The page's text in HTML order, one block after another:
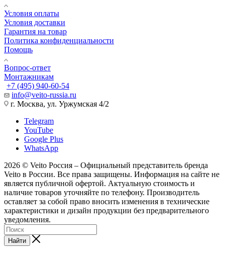
Условия оплаты
Условия доставки
Гарантия на товар
Политика конфиденциальности
Помощь
Вопрос-ответ
Монтажникам
+7 (495) 940-60-54
info@veito-russia.ru
г. Москва, ул. Уржумская 4/2
Telegram
YouTube
Google Plus
WhatsApp
2026 © Veito Россия – Официальный представитель бренда
Veito в России. Все права защищены. Информация на сайте не
является публичной офертой. Актуальную стоимость и
наличие товаров уточняйте по телефону. Производитель
оставляет за собой право вносить изменения в технические
характеристики и дизайн продукции без предварительного
уведомления.
Найти